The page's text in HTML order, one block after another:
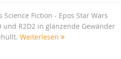
Fiction - Epos Star Wars
und R2D2 in glänzende Gewänder
Weiterlesen